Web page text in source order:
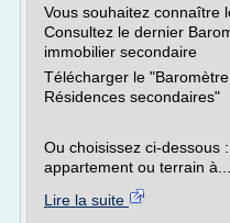
Vous souhaitez connaître
Consultez le dernier
immobilier secondaire
Télécharger le
Résidences secondaires"
Ou choisissez ci-dessous
appartement ou terrain à...
Lire la suite